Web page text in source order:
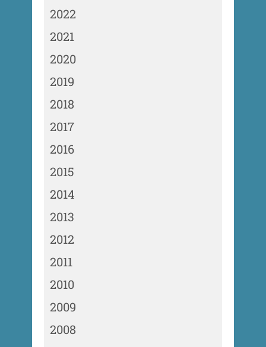
2022
2021
2020
2019
2018
2017
2016
2015
2014
2013
2012
2011
2010
2009
2008